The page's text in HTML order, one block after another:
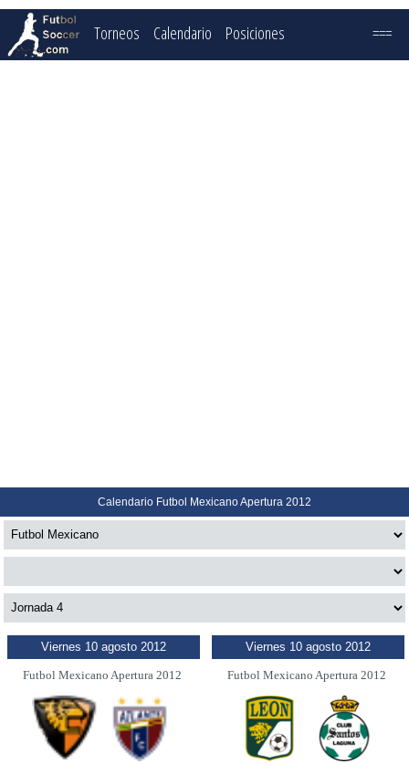
Torneos Calendario Posiciones ===
Calendario Futbol Mexicano Apertura 2012
Viernes 10 agosto 2012
Futbol Mexicano Apertura 2012
Viernes 10 agosto 2012
Futbol Mexicano Apertura 2012